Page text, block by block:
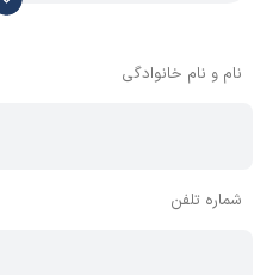
وجود دارد، معمولا نظراتی که
نام و نام خانوادگی
شماره تلفن